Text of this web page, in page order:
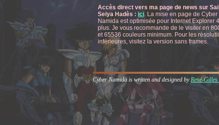
Accès direct vers ma page de news sur
Seiya Hadès : ici. La mise en page de Cyber
Namida est optimisée pour Internet Explorer
plus. Je vous recommande de le visiter en
et 65536 couleurs minimum. Pour les
inférieures, visitez la version sans frames.
Cyber Namida is written and designed byRené-